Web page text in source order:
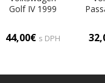
Golf IV 1999
03 1600 Pumpa
(Pumpy ABS)
44,00€ s DPH